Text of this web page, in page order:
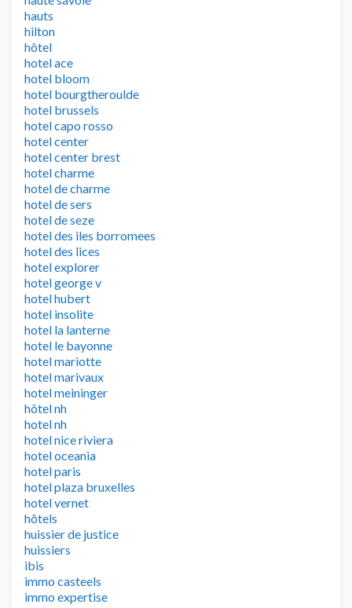
hauts
hilton
hôtel
hotel ace
hotel bloom
hotel bourgtheroulde
hotel brussels
hotel capo rosso
hotel center
hotel center brest
hotel charme
hotel de charme
hotel de sers
hotel de seze
hotel des iles borromees
hotel des lices
hotel explorer
hotel george v
hotel hubert
hotel insolite
hotel la lanterne
hotel le bayonne
hotel mariotte
hotel marivaux
hotel meininger
hôtel nh
hotel nh
hotel nice riviera
hotel oceania
hotel paris
hotel plaza bruxelles
hotel vernet
hôtels
huissier de justice
huissiers
ibis
immo casteels
immo expertise